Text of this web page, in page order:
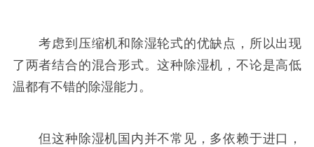
考虑到压缩机和除湿轮式的优缺点，所以出现
了两者结合的混合形式。这种除湿机，不论是高低
温都有不错的除湿能力。
但这种除湿机国内并不常见，多依赖于进口，